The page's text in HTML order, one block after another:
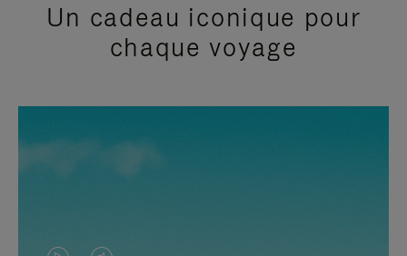
Un cadeau iconique pour
chaque voyage